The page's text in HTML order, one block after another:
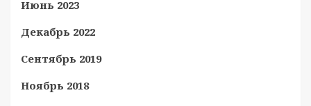
Июнь 2023
Декабрь 2022
Сентябрь 2019
Ноябрь 2018